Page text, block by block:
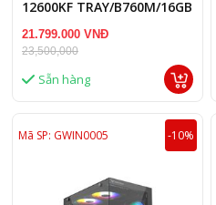
12600KF TRAY/B760M/16GB
RAM/RTX 5050 8GB
21.799.000 VNĐ
23,500,000
Sẵn hàng
Mã SP: GWIN0005 -10%